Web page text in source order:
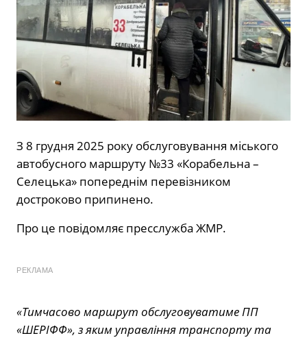
З 8 грудня 2025 року обслуговування міського
автобусного маршруту №33 «Корабельна –
Селецька» попереднім перевізником
достроково припинено.
Про це повідомляє пресслужба ЖМР.
РЕКЛАМА
«Тимчасово маршрут обслуговуватиме ПП
«ШЕРІФФ», з яким управління транспорту та